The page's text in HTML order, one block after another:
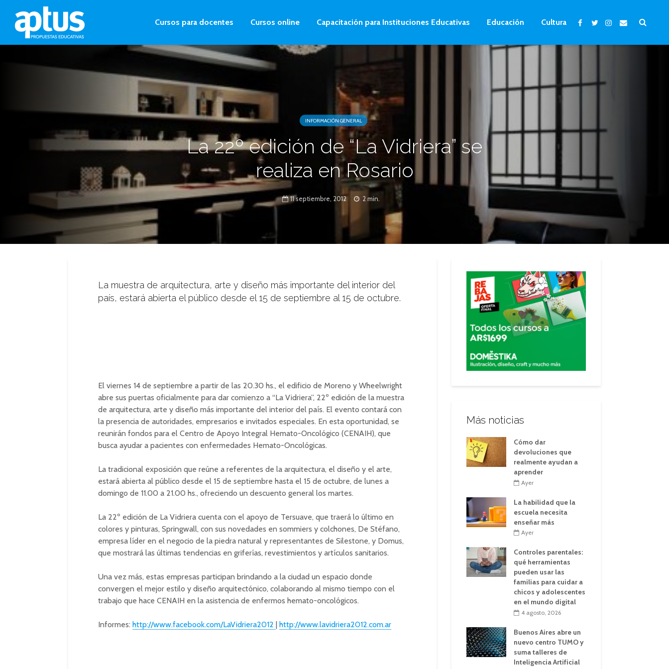
Cursos para docentes Cursos online Capacitación para Instituciones Educativas Educación Cultura
INFORMACIÓN GENERAL
La 22º edición de “La Vidriera” se
realiza en Rosario
11 septiembre, 2012 2 min.
La muestra de arquitectura, arte y diseño más importante del interior del
país, estará abierta el público desde el 15 de septiembre al 15 de octubre.
El viernes 14 de septiembre a partir de las 20.30 hs., el edificio de Moreno y Wheelwright
abre sus puertas oficialmente para dar comienzo a “La Vidriera”, 22º edición de la muestra
de arquitectura, arte y diseño más importante del interior del país. El evento contará con
la presencia de autoridades, empresarios e invitados especiales. En esta oportunidad, se
reunirán fondos para el Centro de Apoyo Integral Hemato-Oncológico (CENAIH), que
busca ayudar a pacientes con enfermedades Hemato-Oncológicas.
La tradicional exposición que reúne a referentes de la arquitectura, el diseño y el arte,
estará abierta al público desde el 15 de septiembre hasta el 15 de octubre, de lunes a
domingo de 11.00 a 21.00 hs., ofreciendo un descuento general los martes.
La 22º edición de La Vidriera cuenta con el apoyo de Tersuave, que traerá lo último en
colores y pinturas, Springwall, con sus novedades en sommiers y colchones, De Stéfano,
empresa líder en el negocio de la piedra natural y representantes de Silestone, y Domus,
que mostrará las últimas tendencias en griferías, revestimientos y artículos sanitarios.
Una vez más, estas empresas participan brindando a la ciudad un espacio donde
convergen el mejor estilo y diseño arquitectónico, colaborando al mismo tiempo con el
trabajo que hace CENAIH en la asistencia de enfermos hemato-oncológicos.
Informes: http://www.facebook.com/LaVidriera2012 | http://www.lavidriera2012.com.ar
Más noticias
Cómo dar
devoluciones que
realmente ayudan a
aprender
Ayer
La habilidad que la
escuela necesita
enseñar más
Ayer
Controles parentales:
qué herramientas
pueden usar las
familias para cuidar a
chicos y adolescentes
en el mundo digital
4 agosto, 2026
Buenos Aires abre un
nuevo centro TUMO y
suma talleres de
Inteligencia Artificial